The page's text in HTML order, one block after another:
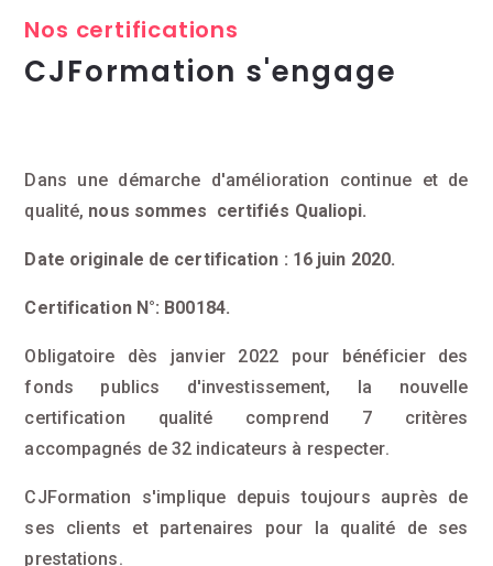
Nos certifications
CJFormation s'engage
Dans une démarche d'amélioration continue et de
qualité, nous sommes certifiés Qualiopi.
Date originale de certification : 16 juin 2020.
Certification N°: B00184.
Obligatoire dès janvier 2022 pour bénéficier des
fonds publics d'investissement, la nouvelle
certification qualité comprend 7 critères
accompagnés de 32 indicateurs à respecter.
CJFormation s'implique depuis toujours auprès de
ses clients et partenaires pour la qualité de ses
prestations.